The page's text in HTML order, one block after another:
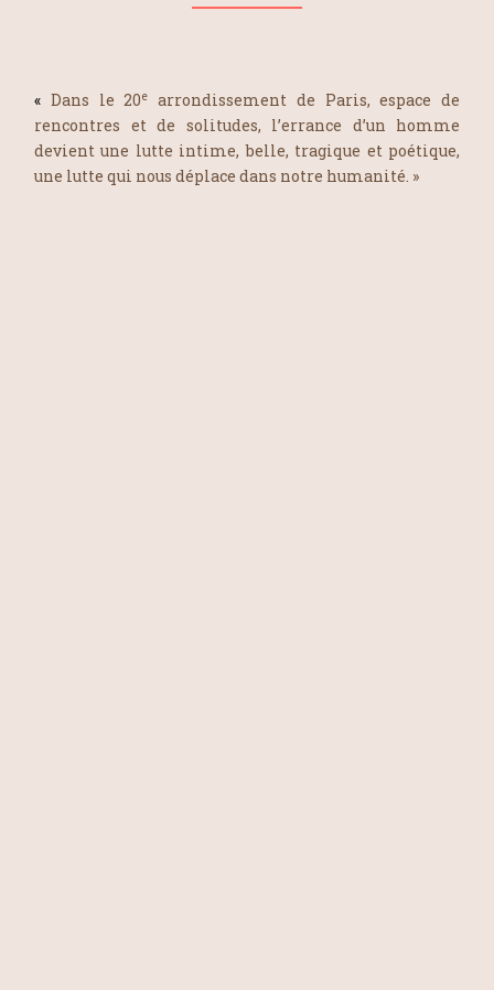
« Dans le 20e
arrondissement de Paris, espace de
rencontres et de solitudes, l’errance d’un homme
devient une lutte intime, belle, tragique et poétique,
une lutte qui nous déplace dans notre humanité. »